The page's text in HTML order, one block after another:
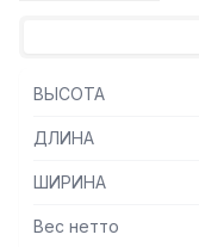
— Из нержавеющей
— С усилителем
— 2 яруса
— Боковины
— Крепление к
ВЫСОТА
ДЛИНА
ШИРИНА
Вес нетто